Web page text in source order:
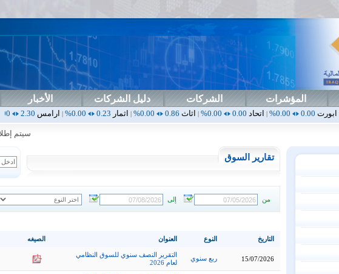
المؤشرات الشركات دليل الشركات الأخبار
0.00%
|اتحاد0.00
0.00%
|اثاث0.86
0.00%
|اثمار0.23
0.00%
|ارامس2.30
0.00%
|اربيل
سيتم إطلاق
تقارير السوق
من إلى
الصيغه العنوان النوع التاريخ
التقرير النصف سنوي للسوق النظامي
لعام 2026
ربع سنوي 15/07/2026